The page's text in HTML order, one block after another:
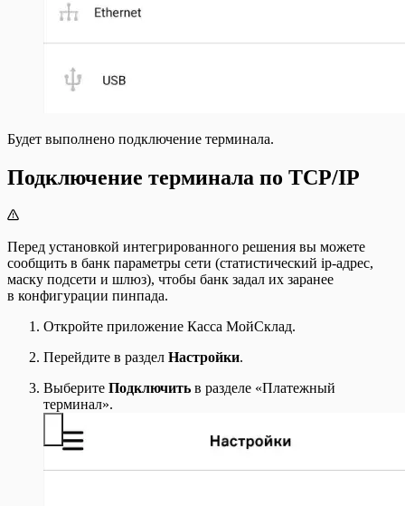
Будет выполнено подключение терминала.
Подключение терминала по TCP/IP
Перед установкой интегрированного решения вы можете
сообщить в банк параметры сети (статистический ip-адрес,
маску подсети и шлюз), чтобы банк задал их заранее
в конфигурации пинпада.
Откройте приложение Касса МойСклад.
Перейдите в раздел Настройки.
Выберите Подключить в разделе «Платежный
терминал».